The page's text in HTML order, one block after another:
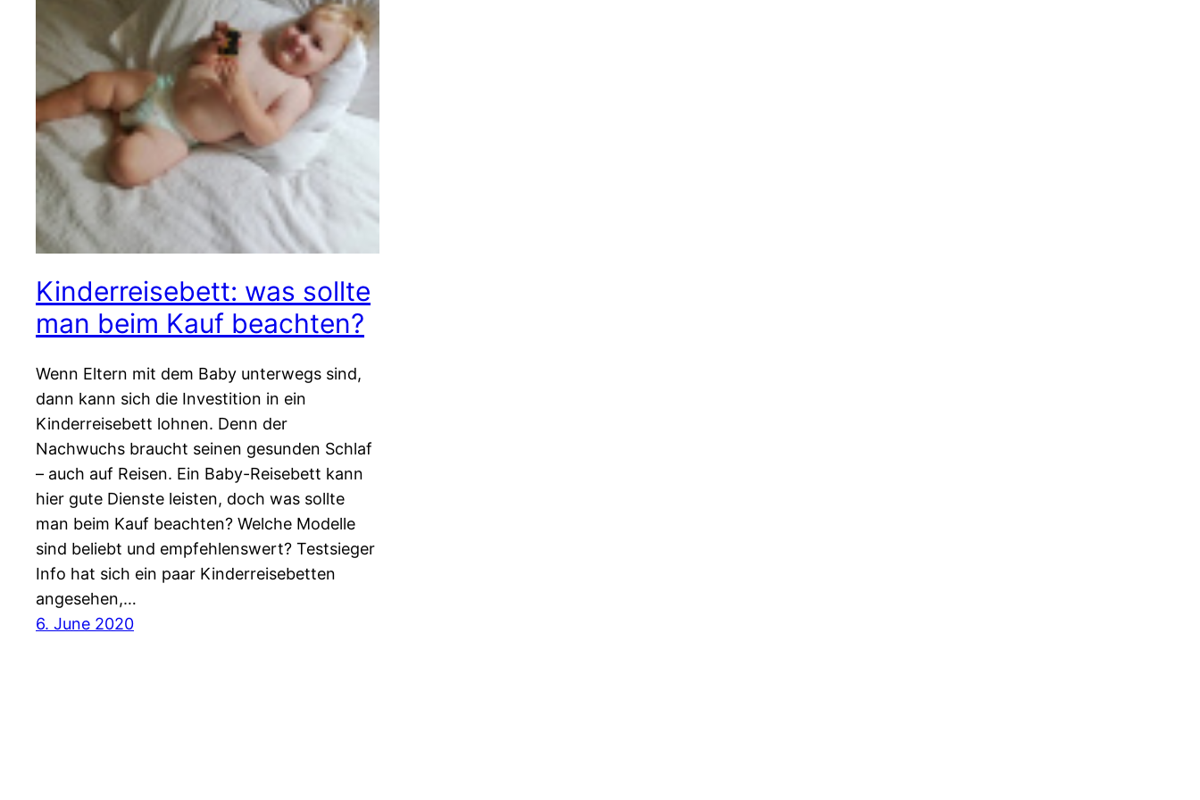
Kinderreisebett: was sollte
man beim Kauf beachten?
Wenn Eltern mit dem Baby unterwegs sind,
dann kann sich die Investition in ein
Kinderreisebett lohnen. Denn der
Nachwuchs braucht seinen gesunden Schlaf
– auch auf Reisen. Ein Baby-Reisebett kann
hier gute Dienste leisten, doch was sollte
man beim Kauf beachten? Welche Modelle
sind beliebt und empfehlenswert? Testsieger
Info hat sich ein paar Kinderreisebetten
angesehen,…
6. June 2020